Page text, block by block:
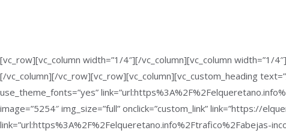
[vc_row][vc_column width=”1/4″][/vc_column][vc_column width=”1/
[/vc_column][/vc_row][vc_row][vc_column][vc_custom_heading
use_theme_fonts=”yes”
image=”5254″ img_size=”full” onclick=”custom_link” link=”https://
link=”url:https%3A%2F%2Felqueretano.info%2Ftrafico%2Fabejas-